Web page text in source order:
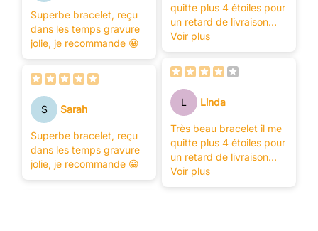
Superbe bracelet, reçu
dans les temps gravure
jolie, je recommande 😀
S Sarah
Superbe bracelet, reçu
dans les temps gravure
jolie, je recommande 😀
quitte plus 4 étoiles pour
un retard de livraison
merci l'équipe
Voir plus
L Linda
Très beau bracelet il me
quitte plus 4 étoiles pour
un retard de livraison
merci l'équipe
Voir plus